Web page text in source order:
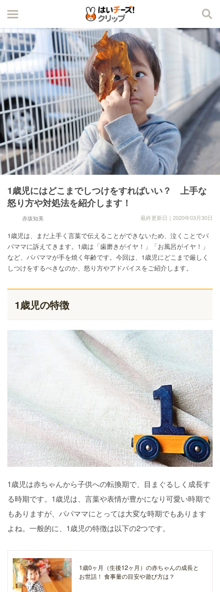
1歳児にはどこまでしつけをすればいい？ 上手な
怒り方や対処法を紹介します！
赤坂知美 最終更新日｜2020年03月30日
1歳児は、まだ上手く言葉で伝えることができないため、泣くことでパ
パママに訴えてきます。1歳は「歯磨きがイヤ！」「お風呂がイヤ！」
など、パパママが手を焼く年齢です。今回は、1歳児にどこまで厳しく
しつけをするべきなのか、怒り方やアドバイスをご紹介します。
1歳児の特徴
1歳児は赤ちゃんから子供への転換期で、目まぐるしく成長す
る時期です。1歳児は、言葉や表情が豊かになり可愛い時期で
もありますが、パパママにとっては大変な時期でもあります
よね。一般的に、1歳児の特徴は以下の2つです。
1歳0ヶ月（生後12ヶ月）の赤ちゃんの成長と
お世話！ 食事量の目安や遊び方は？